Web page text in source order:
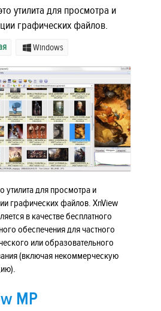
утилита для просмотра и
графических файлов.
Windows
утилита для просмотра и
графических файлов. XnView
в качестве бесплатного
обеспечения для частного
или образовательного
(включая некоммерческую
MP